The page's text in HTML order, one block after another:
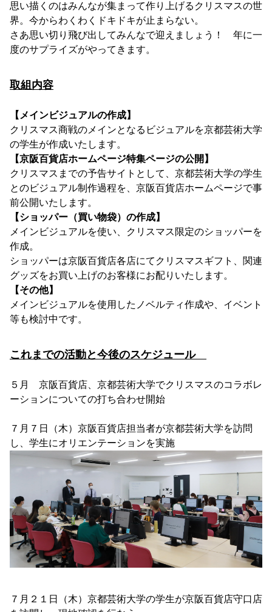
思い描くのはみんなが集まって作り上げるクリスマスの世
界。今からわくわくドキドキが止まらない。
さあ思い切り飛び出してみんなで迎えましょう！ 年に一
度のサプライズがやってきます。
取組内容
【メインビジュアルの作成】
クリスマス商戦のメインとなるビジュアルを京都芸術大学
の学生が作成いたします。
【京阪百貨店ホームページ特集ページの公開】
クリスマスまでの予告サイトとして、京都芸術大学の学生
とのビジュアル制作過程を、京阪百貨店ホームページで事
前公開いたします。
【ショッパー（買い物袋）の作成】
メインビジュアルを使い、クリスマス限定のショッパーを
作成。
ショッパーは京阪百貨店各店にてクリスマスギフト、関連
グッズをお買い上げのお客様にお配りいたします。
【その他】
メインビジュアルを使用したノベルティ作成や、イベント
等も検討中です。
これまでの活動と今後のスケジュール
５月 京阪百貨店、京都芸術大学でクリスマスのコラボレ
ーションについての打ち合わせ開始
７月７日（木）京阪百貨店担当者が京都芸術大学を訪問
し、学生にオリエンテーションを実施
７月２１日（木）京都芸術大学の学生が京阪百貨店守口店